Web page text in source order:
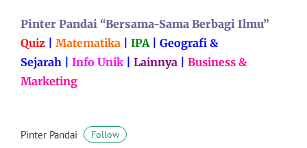
Pinter Pandai “Bersama-Sama Berbagi Ilmu”
Quiz
Matematika IPA| Geografi &
Sejarah
Info Unik Lainnya
Business &
Marketing
Pinter Pandai Follow